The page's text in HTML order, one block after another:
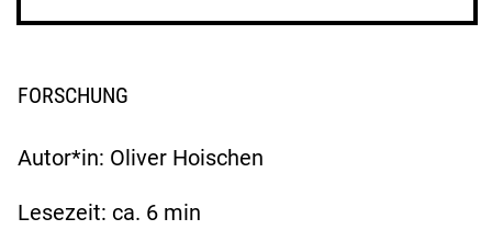
FORSCHUNG
Autor*in: Oliver Hoischen
Lesezeit: ca. 6 min